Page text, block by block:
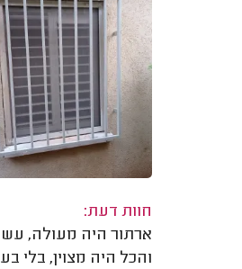
חוות דעת:
ארתור היה מעולה,
והכל היה מצוין, בלי